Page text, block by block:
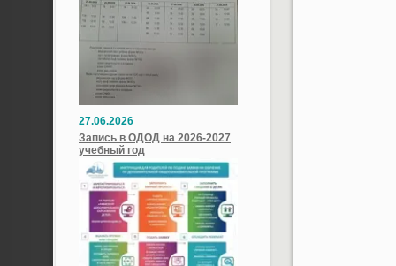
27.06.2026
Запись в ОДОД на 2026-2027
учебный год